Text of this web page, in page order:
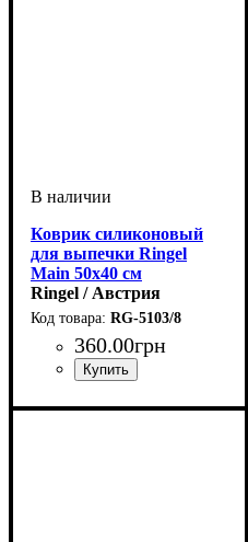
Коврик силиконовый
для выпечки Ringel
Main 50х40 см
Ringel / Австрия
RG-5103/8
360.00грн